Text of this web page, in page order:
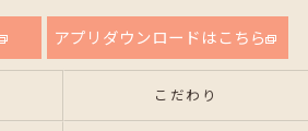
アプリダウンロードはこちら
こだわり